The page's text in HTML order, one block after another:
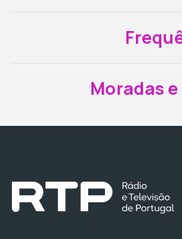
Moradas